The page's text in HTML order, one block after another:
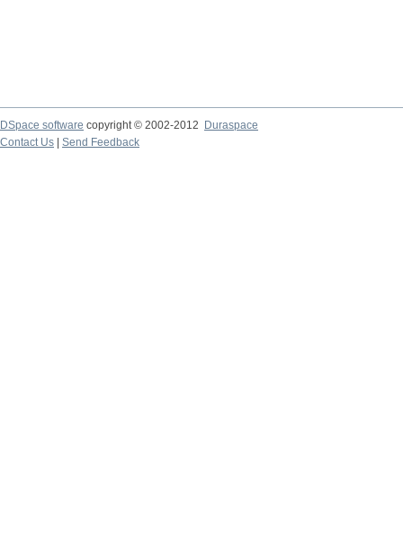
DSpace software copyright © 2002-2012
Duraspace
Contact Us
Send Feedback